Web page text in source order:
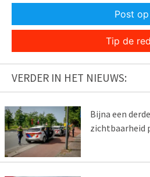
Post
Tip de
VERDER IN HET NIEUWS:
Bijna een
zichtbaarheid